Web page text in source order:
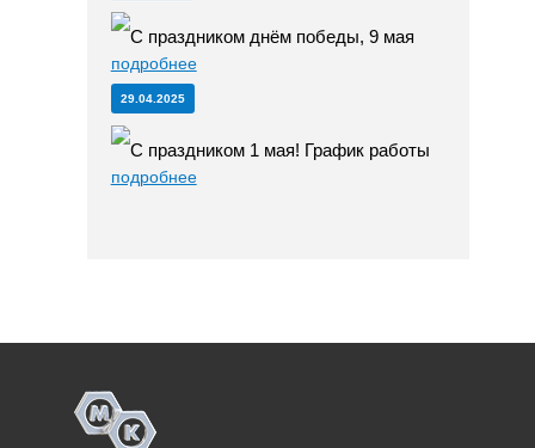
С праздником днём победы, 9 мая
подробнее
29.04.2025
С праздником 1 мая! График работы
подробнее